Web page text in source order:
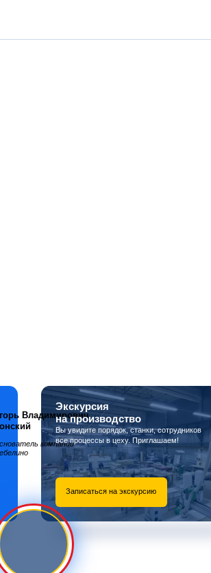
Владимирович
компании
Экскурсия
на производство
Вы увидите порядок, станки, сотрудников
все процессы в цеху. Приглашаем!
Записаться на экскурсию